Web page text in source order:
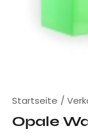
Startseite
Opale